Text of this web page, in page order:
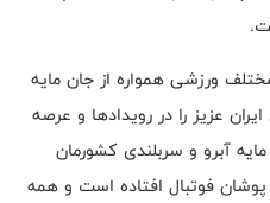
ورزشی همواره از جان مایه
عزیز را در رویدادها و عرصه
مایه آبرو و سربلندی کشورمان
فوتبال افتاده است و همه